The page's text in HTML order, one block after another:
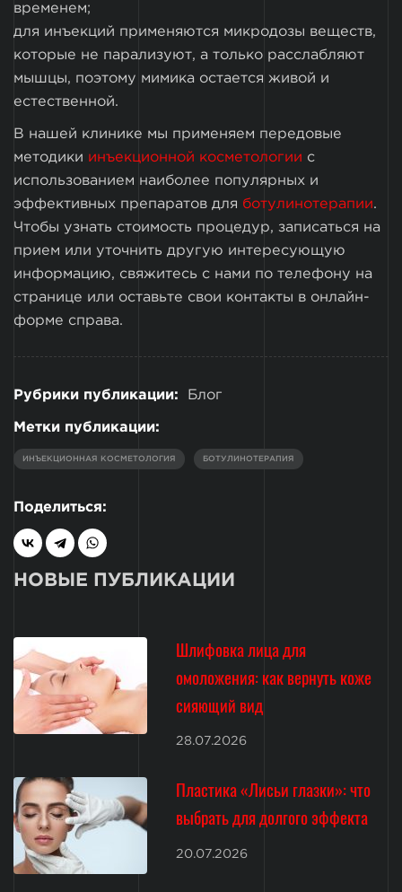
временем;
для инъекций применяются микродозы веществ,
которые не парализуют, а только расслабляют
мышцы, поэтому мимика остается живой и
естественной.
В нашей клинике мы применяем передовые
методики инъекционной косметологии с
использованием наиболее популярных и
эффективных препаратов для ботулинотерапии.
Чтобы узнать стоимость процедур, записаться на
прием или уточнить другую интересующую
информацию, свяжитесь с нами по телефону на
странице или оставьте свои контакты в онлайн-
форме справа.
Рубрики публикации: Блог
Метки публикации:
ИНЪЕКЦИОННАЯ КОСМЕТОЛОГИЯ БОТУЛИНОТЕРАПИЯ
Поделиться:
НОВЫЕ ПУБЛИКАЦИИ
Шлифовка лица для
омоложения: как вернуть коже
сияющий вид
28.07.2026
Пластика «Лисьи глазки»: что
выбрать для долгого эффекта
20.07.2026